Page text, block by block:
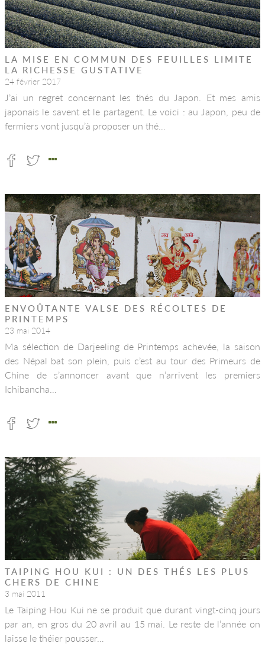
LA MISE EN COMMUN DES FEUILLES LIMITE
LA RICHESSE GUSTATIVE
24 février 2017
J’ai un regret concernant les thés du Japon. Et mes amis
japonais le savent et le partagent. Le voici : au Japon, peu de
fermiers vont jusqu’à proposer un thé…
ENVOÛTANTE VALSE DES RÉCOLTES DE
PRINTEMPS
23 mai 2014
Ma sélection de Darjeeling de Printemps achevée, la saison
des Népal bat son plein, puis c’est au tour des Primeurs de
Chine de s’annoncer avant que n’arrivent les premiers
Ichibancha…
TAIPING HOU KUI : UN DES THÉS LES PLUS
CHERS DE CHINE
3 mai 2011
Le Taiping Hou Kui ne se produit que durant vingt-cinq jours
par an, en gros du 20 avril au 15 mai. Le reste de l’année on
laisse le théier pousser…